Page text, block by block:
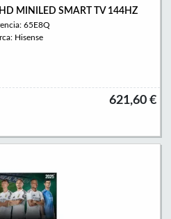
MINILED SMART TV 144HZ
65E8Q
Hisense
621,60 €